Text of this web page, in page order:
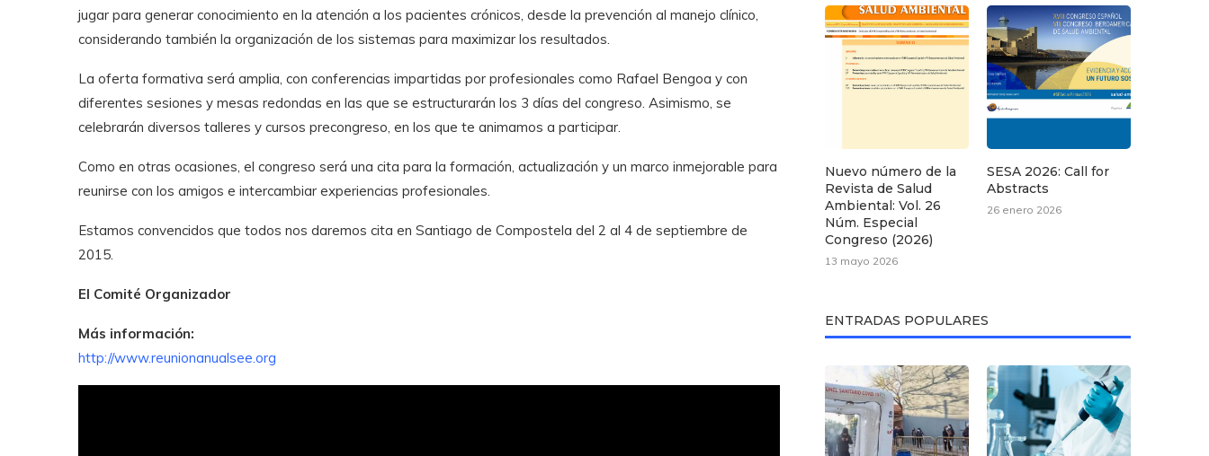
jugar para generar conocimiento en la atención a los pacientes crónicos, desde la prevención al manejo clínico,
considerando también la organización de los sistemas para maximizar los resultados.
La oferta formativa será amplia, con conferencias impartidas por profesionales como Rafael Bengoa y con
diferentes sesiones y mesas redondas en las que se estructurarán los 3 días del congreso. Asimismo, se
celebrarán diversos talleres y cursos precongreso, en los que te animamos a participar.
Como en otras ocasiones, el congreso será una cita para la formación, actualización y un marco inmejorable para
reunirse con los amigos e intercambiar experiencias profesionales.
Estamos convencidos que todos nos daremos cita en Santiago de Compostela del 2 al 4 de septiembre de
2015.
El Comité Organizador
Más información:
http://www.reunionanualsee.org
Nuevo número de la
Revista de Salud
Ambiental: Vol. 26
Núm. Especial
Congreso (2026)
13 mayo 2026
SESA 2026: Call for
Abstracts
26 enero 2026
ENTRADAS POPULARES